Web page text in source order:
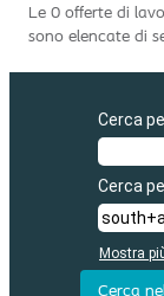
Le 0 offerte di
sono elencate di
Cerca
Cerca
Mostra